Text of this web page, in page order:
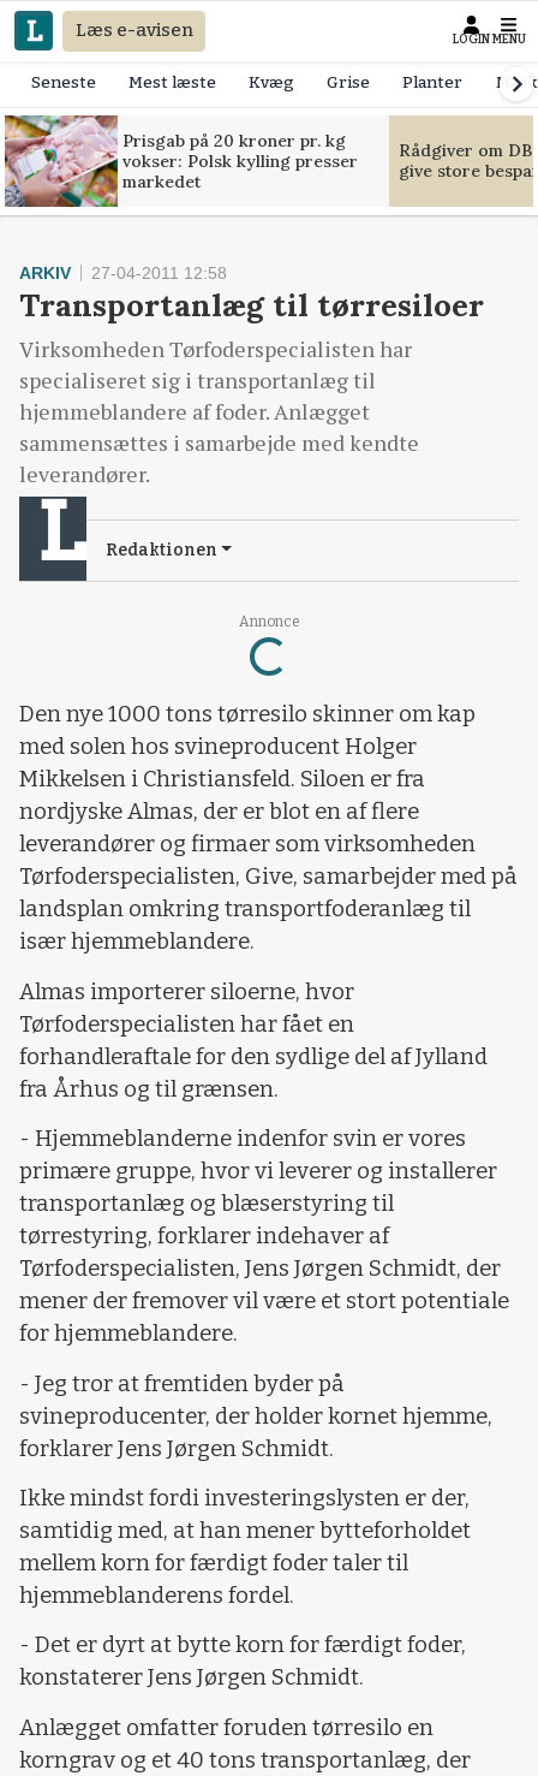
Læs e-avisen LOGIN MENU
Seneste Mest læste Kvæg Grise Planter
Prisgab på 20 kroner pr. kg
vokser: Polsk kylling presser
markedet
Rådgiver om
give store
Annonce
Loading...
ARKIV 27-04-2011 12:58
Transportanlæg til tørresiloer
Virksomheden Tørfoderspecialisten har
specialiseret sig i transportanlæg til
hjemmeblandere af foder. Anlægget
sammensættes i samarbejde med kendte
leverandører.
Redaktionen
Den nye 1000 tons tørresilo skinner om kap
med solen hos svineproducent Holger
Mikkelsen i Christiansfeld. Siloen er fra
nordjyske Almas, der er blot en af flere
leverandører og firmaer som virksomheden
Tørfoderspecialisten, Give, samarbejder med på
landsplan omkring transportfoderanlæg til
især hjemmeblandere.
Almas importerer siloerne, hvor
Tørfoderspecialisten har fået en
forhandleraftale for den sydlige del af Jylland
fra Århus og til grænsen.
- Hjemmeblanderne indenfor svin er vores
primære gruppe, hvor vi leverer og installerer
transportanlæg og blæserstyring til
tørrestyring, forklarer indehaver af
Tørfoderspecialisten, Jens Jørgen Schmidt, der
mener der fremover vil være et stort potentiale
for hjemmeblandere.
- Jeg tror at fremtiden byder på
svineproducenter, der holder kornet hjemme,
forklarer Jens Jørgen Schmidt.
Ikke mindst fordi investeringslysten er der,
samtidig med, at han mener bytteforholdet
mellem korn for færdigt foder taler til
hjemmeblanderens fordel.
- Det er dyrt at bytte korn for færdigt foder,
konstaterer Jens Jørgen Schmidt.
Anlægget omfatter foruden tørresilo en
korngrav og et 40 tons transportanlæg, der